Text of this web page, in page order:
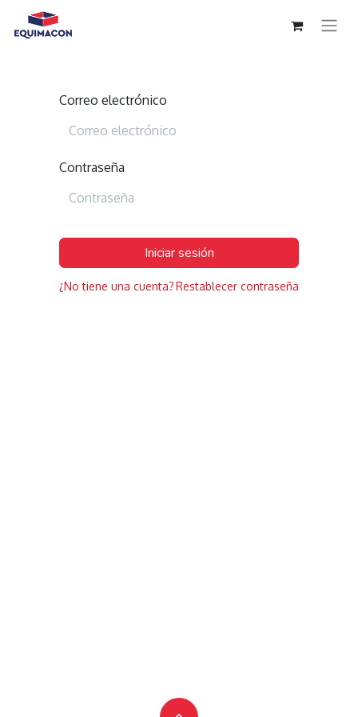
Correo electrónico
Contraseña
Iniciar sesión
¿No tiene una cuenta?Restablecer contraseña